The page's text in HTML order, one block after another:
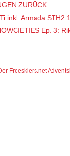
ZURÜCK
inkl. Armada STH2
Ep. 3:
Freeskiers.net